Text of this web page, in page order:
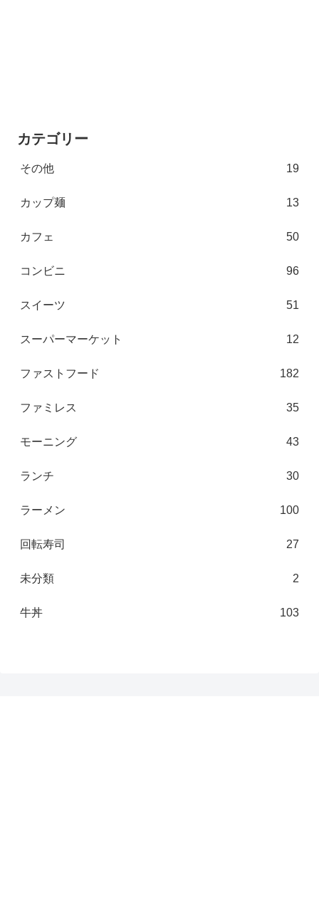
カテゴリー
その他 19
カップ麺 13
カフェ 50
コンビニ 96
スイーツ 51
スーパーマーケット 12
ファストフード 182
ファミレス 35
モーニング 43
ランチ 30
ラーメン 100
回転寿司 27
未分類 2
牛丼 103